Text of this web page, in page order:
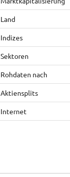
Land
Indizes
Sektoren
Rohdaten nach
Aktiensplits
Internet